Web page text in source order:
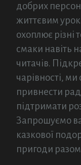
добрих
життєвим
охоплює різні
смаки навіть
читачів.
чарівності,
привнести
підтримати
Запрошуємо
казкової
пригоди